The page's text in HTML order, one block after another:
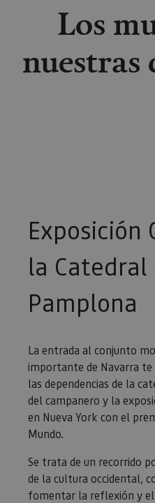
Los
nuestras
Exposición
la Catedral
Pamplona
La entrada al conjunto
importante de Navarra
las dependencias de la
del campanero y la
en Nueva York con el
Mundo.
Se trata de un recorrido
de la cultura occidental,
fomentar la reflexión y el